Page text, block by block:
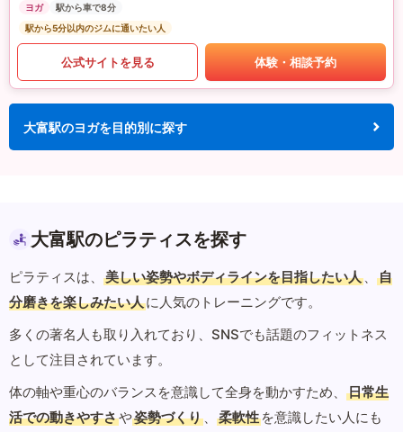
ヨガ
駅から車で8分
駅から5分以内のジムに通いたい人
公式サイトを見る 体験・相談予約
大富駅のヨガを目的別に探す
大富駅のピラティスを探す
ピラティスは、 美しい姿勢やボディラインを目指したい人 、
自
分磨きを楽しみたい人に人気のトレーニングです。
多くの著名人も取り入れており、SNSでも話題のフィットネス
として注目されています。
体の軸や重心のバランスを意識して全身を動かすため、
日常生
活での動きやすさや姿勢づくり 、 柔軟性 を意識したい人にも